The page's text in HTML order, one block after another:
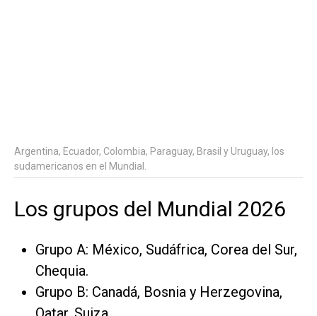
Argentina, Ecuador, Colombia, Paraguay, Brasil y Uruguay, los
sudamericanos en el Mundial.
Los grupos del Mundial 2026
Grupo A: México, Sudáfrica, Corea del Sur,
Chequia.
Grupo B: Canadá, Bosnia y Herzegovina,